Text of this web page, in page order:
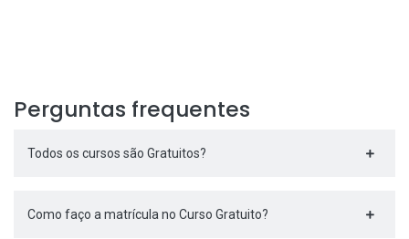
Perguntas frequentes
Todos os cursos são Gratuitos?
Como faço a matrícula no Curso Gratuito?